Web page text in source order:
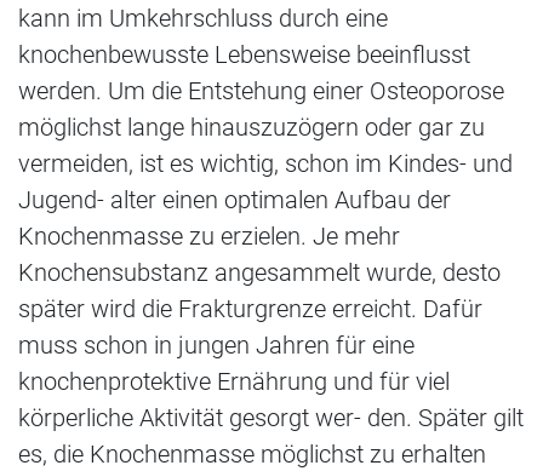
kann im Umkehrschluss durch eine
knochenbewusste Lebensweise beeinflusst
werden. Um die Entstehung einer Osteoporose
möglichst lange hinauszuzögern oder gar zu
vermeiden, ist es wichtig, schon im Kindes- und
Jugend- alter einen optimalen Aufbau der
Knochenmasse zu erzielen. Je mehr
Knochensubstanz angesammelt wurde, desto
später wird die Frakturgrenze erreicht. Dafür
muss schon in jungen Jahren für eine
knochenprotektive Ernährung und für viel
körperliche Aktivität gesorgt wer- den. Später gilt
es, die Knochenmasse möglichst zu erhalten